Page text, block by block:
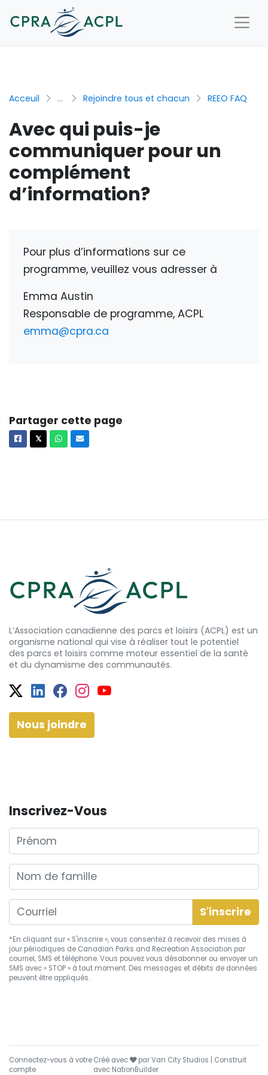
Acceuil ... Rejoindre tous et chacun REEO FAQ
Avec qui puis-je
communiquer pour un
complément
d’information?
Pour plus d’informations sur ce
programme, veuillez vous adresser à
Emma Austin
Responsable de programme, ACPL
emma@cpra.ca
Partager cette page
Facebook
𝕏X Whatsapp
Courriel
L’Association canadienne des parcs et loisirs (ACPL) est un
organisme national qui vise à réaliser tout le potentiel
des parcs et loisirs comme moteur essentiel de la santé
et du dynamisme des communautés.
Twitter
Facebook
Facebook
Instagram
YouTube
Nous joindre
Inscrivez-Vous
Prénom
Nom de famille
*En cliquant sur « S'inscrire », vous consentez à recevoir des mises à
jour périodiques de Canadian Parks and Recreation Association par
courriel, SMS et téléphone. Vous pouvez vous désabonner ou envoyer un
SMS avec « STOP » à tout moment. Des messages et débits de données
peuvent être appliqués.
Connectez-vous à votre
compte
Créé avec soin
parVan City Studios | Construit
avec NationBuilder